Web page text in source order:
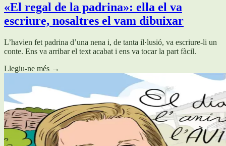
«El regal de la padrina»: ella el va
escriure, nosaltres el vam dibuixar
L’havien fet padrina d’una nena i, de tanta il·lusió, va escriure-li un
conte. Ens va arribar el text acabat i ens va tocar la part fàcil.
Llegiu-ne més →